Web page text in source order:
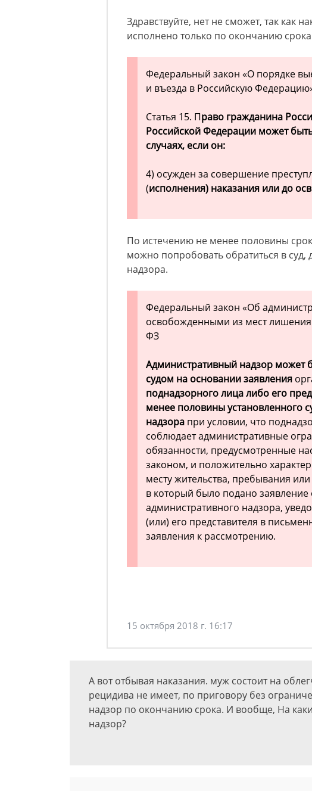
Здравствуйте, нет не сможет, так как
исполнено только по окончанию
Федеральный закон «О порядке
и въезда в Российскую
Статья 15. Право гражданина
Российской Федерации может
случаях, если он:
4) осужден за совершение
(исполнения) наказания или до
По истечению не менее половины
можно попробовать обратиться в суд,
надзора.
Федеральный закон «Об
освобожденными из мест лишения
ФЗ
Административный надзор может
судом на основании заявления
поднадзорного лица либо его
менее половины установленного
надзора при условии, что
соблюдает административные
обязанности, предусмотренные
законом, и положительно
месту жительства, пребывания
в который было подано
административного надзора,
(или) его представителя в
заявления к рассмотрению.
15 октября 2018 г. 16:17
А вот отбывая наказания. муж состоит на
рецидива не имеет, по приговору без
надзор по окончанию срока. И вообще, На
надзор?